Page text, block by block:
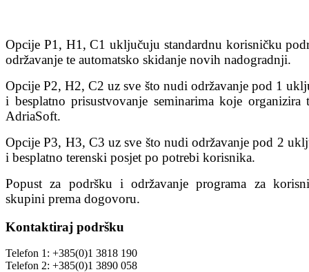
Opcije P1, H1, C1 uključuju standardnu korisničku
održavanje te automatsko skidanje novih nadogradnji.
Opcije P2, H2, C2 uz sve što nudi održavanje pod 1
i besplatno prisustvovanje seminarima koje organizira
AdriaSoft.
Opcije P3, H3, C3 uz sve što nudi održavanje pod 2
i besplatno terenski posjet po potrebi korisnika.
Popust za podršku i održavanje programa za
skupini prema dogovoru.
Kontaktiraj podršku
Telefon 1: +385(0)1 3818 190
Telefon 2: +385(0)1 3890 058